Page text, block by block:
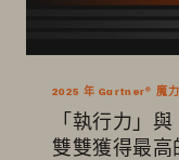
2025 年 Gartner® 魔
「執行力」
雙雙獲得最高